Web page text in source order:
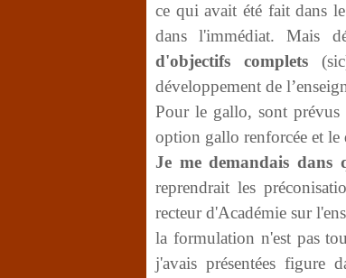
ce qui avait été fait dans
dans l'immédiat. Mais
d'objectifs complets
développement de
Pour le gallo, sont prévus
option gallo renforcée et le
Je me demandais dans
reprendrait les
recteur d'Académie sur
la formulation n'est pas
j'avais présentées figure